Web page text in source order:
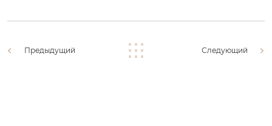
Предыдущий Следующий